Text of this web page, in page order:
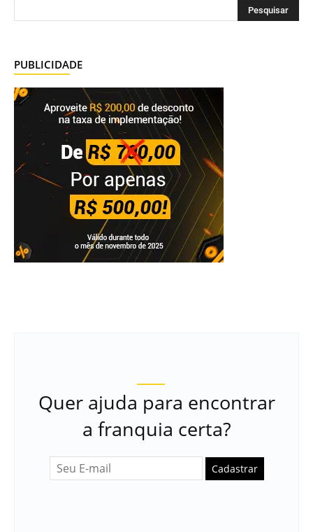
PUBLICIDADE
Quer ajuda para encontrar
a franquia certa?
Cadastrar